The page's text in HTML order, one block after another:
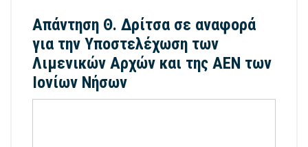
Απάντηση Θ. Δρίτσα σε αναφορά
για την Υποστελέχωση των
Λιμενικών Αρχών και της ΑΕΝ των
Ιονίων Νήσων